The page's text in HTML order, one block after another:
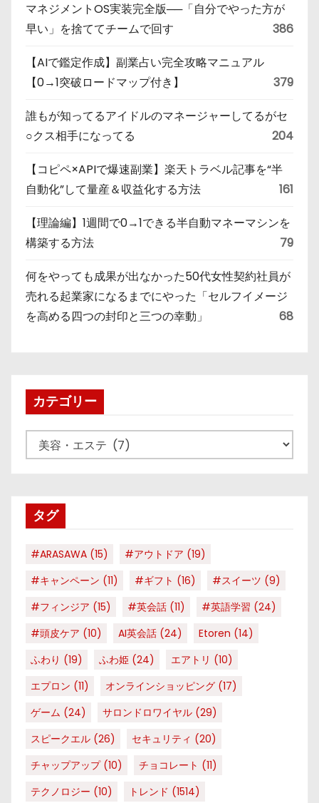
マネジメントOS実装完全版──「自分でやった方が
早い」を捨ててチームで回す
386
【AIで鑑定作成】副業占い完全攻略マニュアル
【0→1突破ロードマップ付き】
379
誰もが知ってるアイドルのマネージャーしてるがセ
○クス相手になってる
204
【コピペ×APIで爆速副業】楽天トラベル記事を“半
自動化”して量産＆収益化する方法
161
【理論編】1週間で0→1できる半自動マネーマシンを
構築する方法
79
何をやっても成果が出なかった50代女性契約社員が
売れる起業家になるまでにやった「セルフイメージ
を高める四つの封印と三つの幸動」
68
カテゴリー
テ
ータグ
#ARASAWA (15) #アウトドア (19)
#キャンペーン (11) #ギフト (16) #スイーツ (9)
#フィンジア (15) #英会話 (11) #英語学習 (24)
#頭皮ケア (10) AI英会話 (24) Etoren (14)
ふわり (19) ふわ姫 (24) エアトリ (10)
エプロン (11) オンラインショッピング (17)
ゲーム (24) サロンドロワイヤル (29)
スピークエル (26) セキュリティ (20)
チャップアップ(10) チョコレート (11)
テクノロジー (10) トレンド (1514)